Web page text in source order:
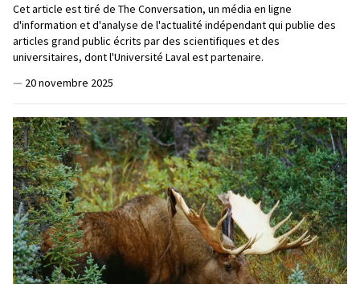
Cet article est tiré de The Conversation, un média en ligne
d'information et d'analyse de l'actualité indépendant qui publie des
articles grand public écrits par des scientifiques et des
universitaires, dont l'Université Laval est partenaire.
— 20 novembre 2025